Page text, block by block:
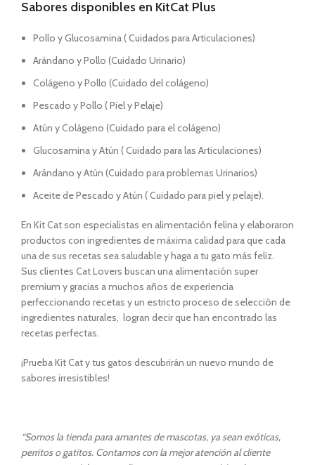
Sabores disponibles en KitCat Plus
Pollo y Glucosamina ( Cuidados para Articulaciones)
Arándano y Pollo (Cuidado Urinario)
Colágeno y Pollo (Cuidado del colágeno)
Pescado y Pollo ( Piel y Pelaje)
Atún y Colágeno (Cuidado para el colágeno)
Glucosamina y Atún ( Cuidado para las Articulaciones)
Arándano y Atún (Cuidado para problemas Urinarios)
Aceite de Pescado y Atún ( Cuidado para piel y pelaje).
En Kit Cat son especialistas en alimentación felina y elaboraron
productos con ingredientes de máxima calidad para que cada
una de sus recetas sea saludable y haga a tu gato más feliz.
Sus clientes Cat Lovers buscan una alimentación super
premium y gracias a muchos años de experiencia
perfeccionando recetas y un estricto proceso de selección de
ingredientes naturales, logran decir que han encontrado las
recetas perfectas.
¡Prueba Kit Cat y tus gatos descubrirán un nuevo mundo de
sabores irresistibles!
“Somos la tienda para amantes de mascotas, ya sean exóticas,
perritos o gatitos. Contamos con la mejor atención al cliente